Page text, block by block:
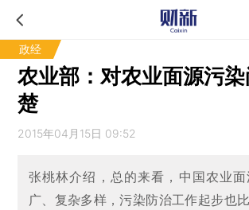
政经
农业部：对农业面源污
楚
2015年04月15日 09:52
张桃林介绍，总的来看，中国农业
广、复杂多样，污染防治工作起步也